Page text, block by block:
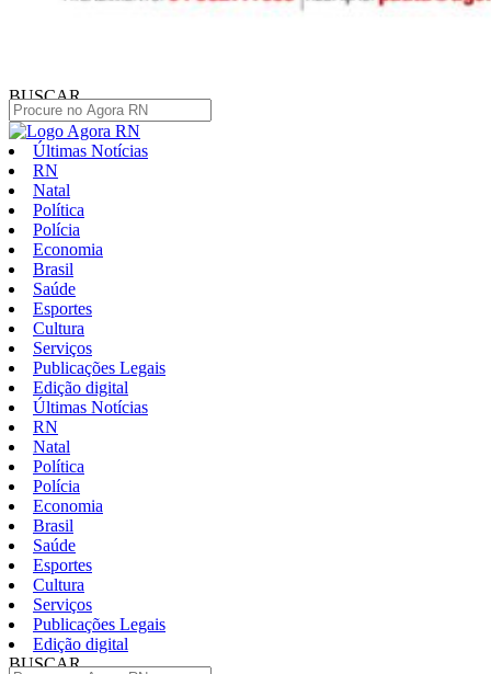
BUSCAR
Últimas Notícias
RN
Natal
Política
Polícia
Economia
Brasil
Saúde
Esportes
Cultura
Serviços
Publicações Legais
Edição digital
Últimas Notícias
RN
Natal
Política
Polícia
Economia
Brasil
Saúde
Esportes
Cultura
Serviços
Publicações Legais
Edição digital
BUSCAR